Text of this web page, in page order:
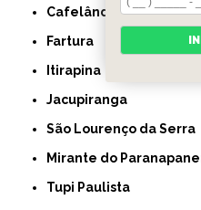
Cafelândia
Fartura
Itirapina
Jacupiranga
São Lourenço da Serra
Mirante do
Tupi Paulista